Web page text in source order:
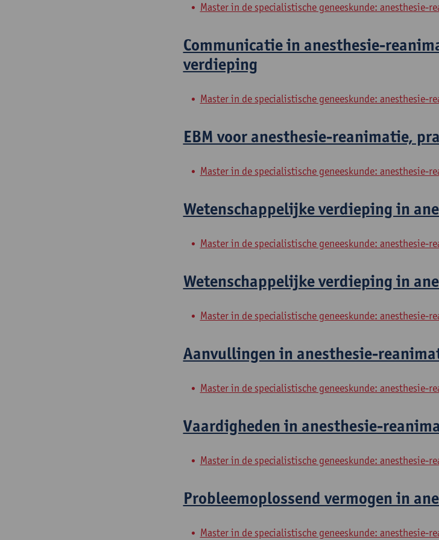
Master in de specialistische geneeskunde: anesthesie-
Communicatie in anesthesie-
verdieping
Master in de specialistische geneeskunde: anesthesie-
EBM voor anesthesie-reanimatie,
Master in de specialistische geneeskunde: anesthesie-
Wetenschappelijke verdieping in
Master in de specialistische geneeskunde: anesthesie-
Wetenschappelijke verdieping in
Master in de specialistische geneeskunde: anesthesie-
Aanvullingen in anesthesie-
Master in de specialistische geneeskunde: anesthesie-
Vaardigheden in anesthesie-
Master in de specialistische geneeskunde: anesthesie-
Probleemoplossend vermogen in
Master in de specialistische geneeskunde: anesthesie-